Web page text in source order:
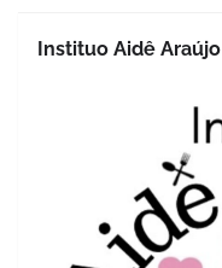
Instituo Aidê Araújo